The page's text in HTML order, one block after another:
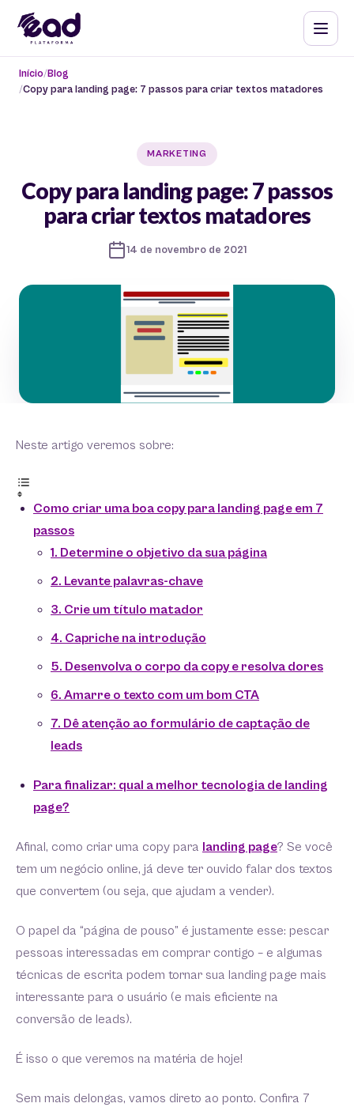
Início Blog
Copy para landing page: 7 passos para criar textos matadores
MARKETING
Copy para landing page: 7 passos
para criar textos matadores
14 de novembro de 2021
Neste artigo veremos sobre:
Como criar uma boa copy para landing page em 7
passos
1. Determine o objetivo da sua página
2. Levante palavras-chave
3. Crie um título matador
4. Capriche na introdução
5. Desenvolva o corpo da copy e resolva dores
6. Amarre o texto com um bom CTA
7. Dê atenção ao formulário de captação de
leads
Para finalizar: qual a melhor tecnologia de landing
page?
Afinal, como criar uma copy para landing page? Se você
tem um negócio online, já deve ter ouvido falar dos textos
que convertem (ou seja, que ajudam a vender).
O papel da “página de pouso” é justamente esse: pescar
pessoas interessadas em comprar contigo – e algumas
técnicas de escrita podem tornar sua landing page mais
interessante para o usuário (e mais eficiente na
conversão de leads).
É isso o que veremos na matéria de hoje!
Sem mais delongas, vamos direto ao ponto. Confira 7